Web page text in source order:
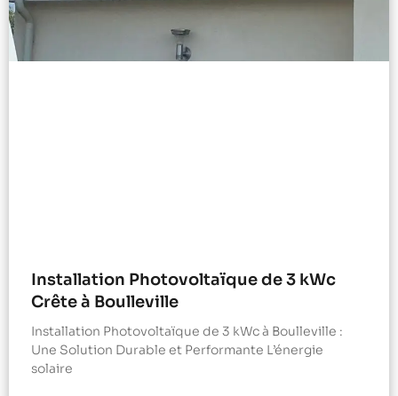
Installation Photovoltaïque de 3 kWc
Crête à Boulleville
Installation Photovoltaïque de 3 kWc à Boulleville :
Une Solution Durable et Performante L’énergie
solaire